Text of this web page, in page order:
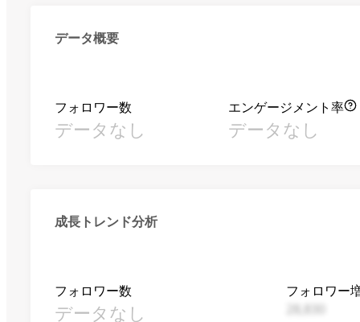
データ概要
フォロワー数
データなし
エンゲージメント率
データなし
成長トレンド分析
フォロワー数
データなし
フォロワー